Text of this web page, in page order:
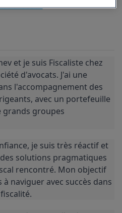
avocat ?
et je suis Fiscaliste chez
d'avocats. J'ai une
l'accompagnement des
avec un portefeuille
grands groupes
je suis très réactif et
solutions pragmatiques
rencontré. Mon objectif
naviguer avec succès dans